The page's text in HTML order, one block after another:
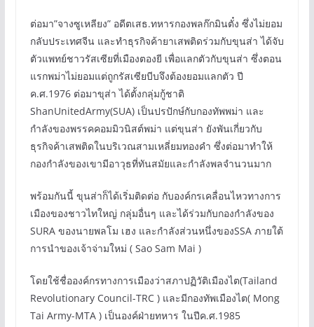
ต่อมา”จางซูเหลียง” อดีตเสธ.ทหารกองพลก๊กมินตั๋ง ซึ่งไม่ยอม
กลับประเทศจีน และทำธุรกิจค้ายาเสพติดร่วมกับขุนส่า ได้จับ
ตัวแพทย์ชาวรัสเซียที่เมืองตองยี เพื่อแลกตัวกับขุนส่า ซึ่งตอน
แรกพม่าไม่ยอมแต่ถูกรัสเซียบีบจึงต้องยอมแลกตัว ปี
ค.ศ.1976 ต่อมาขุส่า ได้ตั้งกลุ่มกู้ชาติ
ShanUnitedArmy(SUA) เป็นปรปักษ์กับกองทัพพม่า และ
กำลังของพรรคคอมมิวนิสต์พม่า แต่ขุนส่า ยังพันเกี่ยวกับ
ธุรกิจค้าเสพติดในบริเวณสามเหลี่ยมทองคำ ซึ่งต่อมาทำให้
กองกำลังของเขามีอาวุธที่ทันสมัยและกำลังพลจำนวนมาก
พร้อมกันนี้ ขุนส่าก็ได้เริ่มติดต่อ กับองค์กรเคลื่อนไหวทางการ
เมืองของชาวไทใหญ่ กลุ่มอื่นๆ และได้ร่วมกับกองกำลังของ
SURA ของนายพลโม เฮง และกำลังส่วนหนึ่งของSSA ภายใต้
การนำของเจ้าจ่ามใหม่ ( Sao Sam Mai )
โดยใช้ชื่อองค์กรทางการเมืองว่าสภาปฏิวัติเมืองไต(Tailand
Revolutionary Council-TRC ) และมีกองทัพเมืองไต( Mong
Tai Army-MTA ) เป็นองค์ฝ่ายทหาร ในปีค.ศ.1985